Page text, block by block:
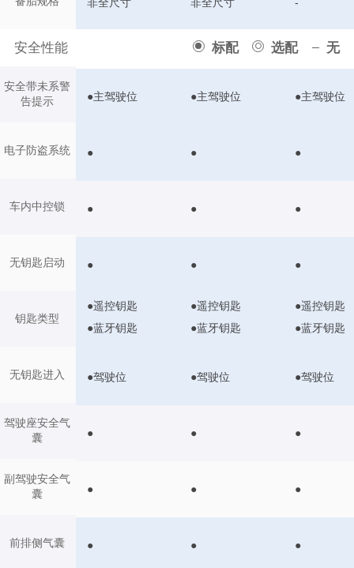
安全性能 标配 选配 无
安全带未系警
告提示
电子防盗系统
车内中控锁
无钥匙启动
钥匙类型
无钥匙进入
驾驶座安全气
囊
副驾驶安全气
囊
前排侧气囊
●主驾驶位 ●主驾驶位 ●主驾驶位
● ● ●
● ● ●
● ● ●
●遥控钥匙
●蓝牙钥匙
●遥控钥匙
●蓝牙钥匙
●遥控钥匙
●蓝牙钥匙
●驾驶位 ●驾驶位 ●驾驶位
● ● ●
● ● ●
● ● ●